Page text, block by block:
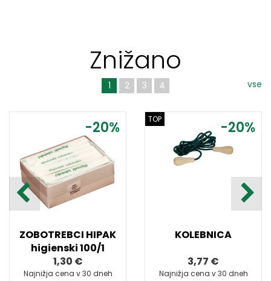
Znižano
vse
1 2 3 4
-20%
ZOBOTREBCI HIPAK
higienski 100/1
1,30 €
Najnižja cena v 30 dneh
-20%
TOP
KOLEBNICA
3,77 €
Najnižja cena v 30 dneh